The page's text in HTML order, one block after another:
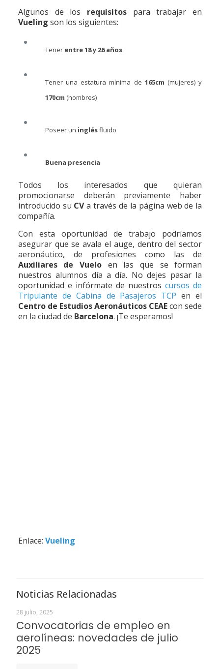
Algunos de los requisitos para trabajar en
Vueling son los siguientes:
Tenerentre 18 y 26 años
Tener una estatura mínima de 165cm (mujeres) y
170cm (hombres)
Poseer un inglésfluido
Buena presencia
Todos los interesados que quieran
promocionarse deberán previamente haber
introducido su CVa través de la página web de la
compañía.
Con esta oportunidad de trabajo podríamos
asegurar que se avala el auge, dentro del sector
aeronáutico, de profesiones como las de
Auxiliares de Vuelo en las que se forman
nuestros alumnos día a día. No dejes pasar la
oportunidad e infórmate de nuestroscursos de
Tripulante de Cabina de Pasajeros TCP en el
Centro de Estudios Aeronáuticos CEAEcon sede
en la ciudad de Barcelona. ¡Te esperamos!
Enlace: Vueling
Noticias Relacionadas
28 julio, 2025
Convocatorias de empleo en
aerolíneas: novedades de julio
2025